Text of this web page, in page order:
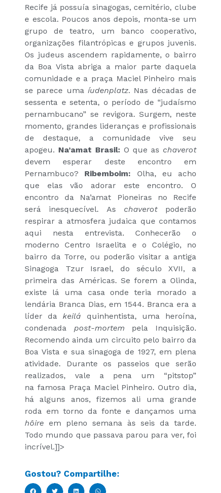
Recife já possuía sinagogas, cemitério, clube
e escola. Poucos anos depois, monta-se um
grupo de teatro, um banco cooperativo,
organizações filantrópicas e grupos juvenis.
Os judeus ascendem rapidamente, o bairro
da Boa Vista abriga a maior parte daquela
comunidade e a praça Maciel Pinheiro mais
se parece uma íudenplatz. Nas décadas de
sessenta e setenta, o período de “judaísmo
pernambucano” se revigora. Surgem, neste
momento, grandes lideranças e profissionais
de destaque, a comunidade vive seu
apogeu. Na’amat Brasil: O que as chaverot
devem esperar deste encontro em
Pernambuco? Ribemboim: Olha, eu acho
que elas vão adorar este encontro. O
encontro da Na’amat Pioneiras no Recife
será inesquecível. As chaverotpoderão
respirar a atmosfera judaica que contamos
aqui nesta entrevista. Conhecerão o
moderno Centro Israelita e o Colégio, no
bairro da Torre, ou poderão visitar a antiga
Sinagoga Tzur Israel, do século XVII, a
primeira das Américas. Se forem a Olinda,
existe lá uma casa onde teria morado a
lendária Branca Dias, em 1544. Branca era a
líder da keilá quinhentista, uma heroína,
condenada post-mortem pela Inquisição.
Recomendo ainda um circuito pelo bairro da
Boa Vista e sua sinagoga de 1927, em plena
atividade. Durante os passeios que serão
realizados, vale a pena um “pitstop”
na famosa Praça Maciel Pinheiro. Outro dia,
há alguns anos, fizemos ali uma grande
roda em torno da fonte e dançamos uma
hôire em pleno semana às seis da tarde.
Todo mundo que passava parou para ver, foi
incrível.]]>
Gostou? Compartilhe: